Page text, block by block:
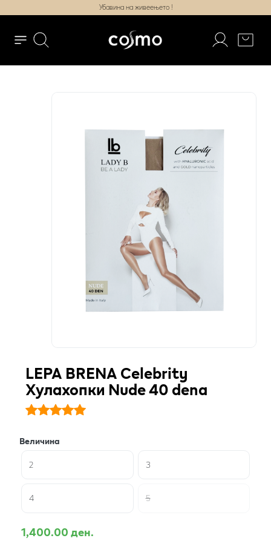
Убавина на живеењето !
LEPA BRENA Celebrity
Хулахопки Nude 40 dena
Величина
2
3
4 5
1,400.00 ден.